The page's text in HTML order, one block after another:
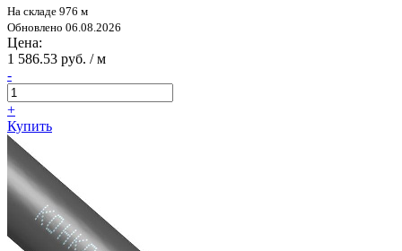
На складе 976 м
Обновлено 06.08.2026
Цена:
1 586.53 руб. / м
-
+
Купить